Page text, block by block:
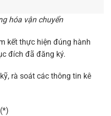
hóa vận chuyển
kết thực hiện đúng hành
đích đã đăng ký.
rà soát các thông tin kê